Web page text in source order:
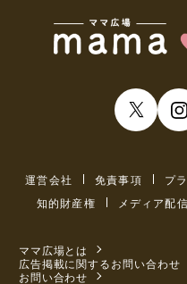
運営会社 免責事項 プ
知的財産権
メディア配
ママ広場とは
広告掲載に関するお問い合わせ
お問い合わせ